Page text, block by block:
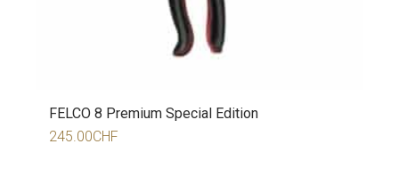
FELCO 8 Premium Special Edition
245.00CHF